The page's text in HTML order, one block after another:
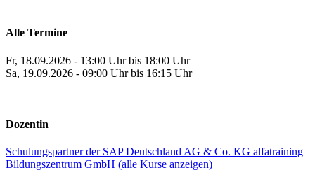
Alle Termine
Fr, 18.09.2026 - 13:00 Uhr bis 18:00 Uhr
Sa, 19.09.2026 - 09:00 Uhr bis 16:15 Uhr
Dozentin
Schulungspartner der SAP Deutschland AG & Co. KG alfatraining
Bildungszentrum GmbH (alle Kurse anzeigen)